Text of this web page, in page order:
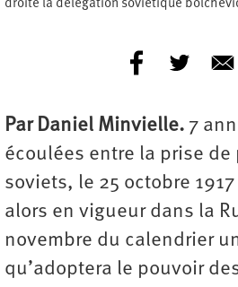
droite la délégation soviétique
Par Daniel Minvielle. 7
écoulées entre la prise de
soviets, le 25 octobre
alors en vigueur dans la
novembre du calendrier
qu’adoptera le pouvoir